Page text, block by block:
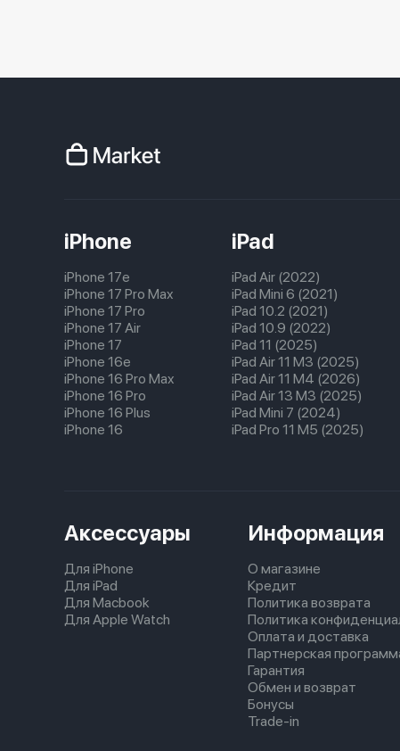
iPhone
iPhone 17e
iPhone 17 Pro Max
iPhone 17 Pro
iPhone 17 Air
iPhone 17
iPhone 16e
iPhone 16 Pro Max
iPhone 16 Pro
iPhone 16 Plus
iPhone 16
iPad
iPad Air (2022)
iPad Mini 6 (2021)
iPad 10.2 (2021)
iPad 10.9 (2022)
iPad 11 (2025)
iPad Air 11 M3 (2025)
iPad Air 11 M4 (2026)
iPad Air 13 M3 (2025)
iPad Mini 7 (2024)
iPad Pro 11 M5 (2025)
Аксессуары
Для iPhone
Для iPad
Для Macbook
Для Apple Watch
Информация
О магазине
Кредит
Политика возврата
Политика
Оплата и доставка
Партнерская
Гарантия
Обмен и возврат
Бонусы
Trade-in